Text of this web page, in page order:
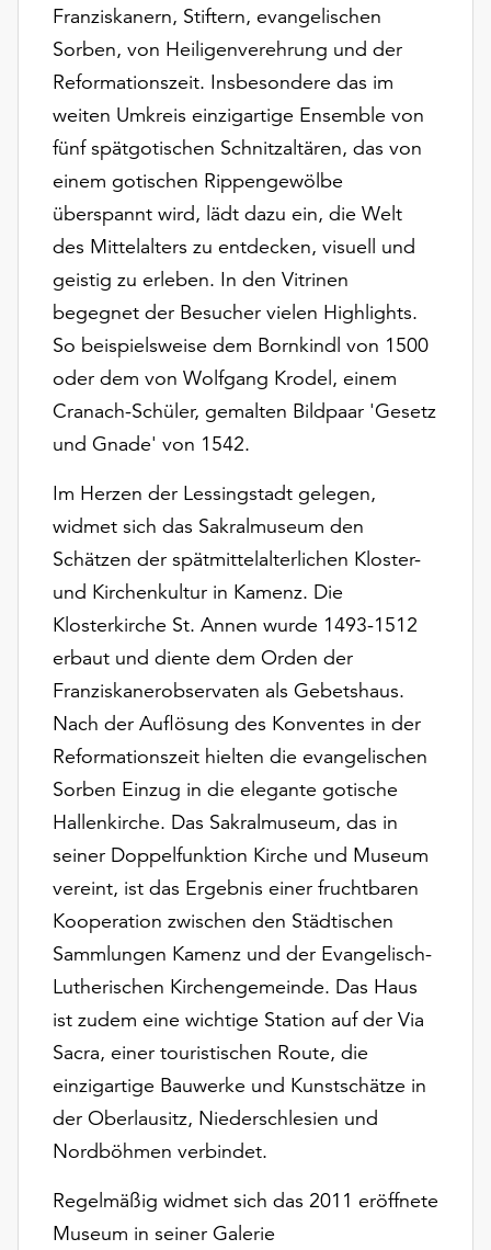
Verfügung.
Funktionale
Cookies
werden
auch
ohne
Einverständnis
weiterhin
ausgeführt.
Möchten
verwendeten
Cookies
anpassen,
erreichen
über
Schaltfläche
„Auswählen“.
Weitere
Informationen
finden
unserer
Datenschutzerklärung
oder
dem
Impressum
Franziskanern, Stiftern, evangelischen
Sorben, von Heiligenverehrung und der
Reformationszeit. Insbesondere das im
weiten Umkreis einzigartige Ensemble von
fünf spätgotischen Schnitzaltären, das von
einem gotischen Rippengewölbe
überspannt wird, lädt dazu ein, die Welt
des Mittelalters zu entdecken, visuell und
geistig zu erleben. In den Vitrinen
begegnet der Besucher vielen Highlights.
So beispielsweise dem Bornkindl von 1500
oder dem von Wolfgang Krodel, einem
Cranach-Schüler, gemalten Bildpaar 'Gesetz
und Gnade' von 1542.
Im Herzen der Lessingstadt gelegen,
widmet sich das Sakralmuseum den
Schätzen der spätmittelalterlichen Kloster-
und Kirchenkultur in Kamenz. Die
Klosterkirche St. Annen wurde 1493-1512
erbaut und diente dem Orden der
Franziskanerobservaten als Gebetshaus.
Nach der Auflösung des Konventes in der
Reformationszeit hielten die evangelischen
Sorben Einzug in die elegante gotische
Hallenkirche. Das Sakralmuseum, das in
seiner Doppelfunktion Kirche und Museum
vereint, ist das Ergebnis einer fruchtbaren
Kooperation zwischen den Städtischen
Sammlungen Kamenz und der Evangelisch-
Lutherischen Kirchengemeinde. Das Haus
ist zudem eine wichtige Station auf der Via
Sacra, einer touristischen Route, die
einzigartige Bauwerke und Kunstschätze in
der Oberlausitz, Niederschlesien und
Nordböhmen verbindet.
Regelmäßig widmet sich das 2011 eröffnete
Museum in seiner Galerie